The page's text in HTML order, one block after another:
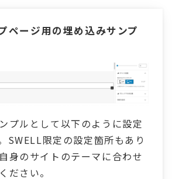
ページ用の埋め込みサンプ
プルとして以下のように設定
SWELL限定の設定箇所もあり
身のサイトのテーマに合わせ
ださい。